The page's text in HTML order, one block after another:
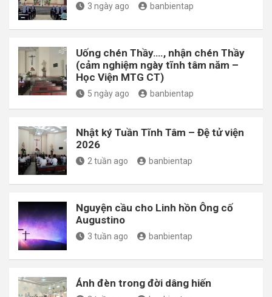
3 ngày ago banbientap
Uống chén Thầy…., nhận chén Thầy
(cảm nghiệm ngày tĩnh tâm năm –
Học Viện MTG CT)
5 ngày ago banbientap
Nhật ký Tuần Tĩnh Tâm – Đệ tử viện
2026
2 tuần ago banbientap
Nguyện cầu cho Linh hồn Ông cố
Augustino
3 tuần ago banbientap
Ánh đèn trong đời dâng hiến